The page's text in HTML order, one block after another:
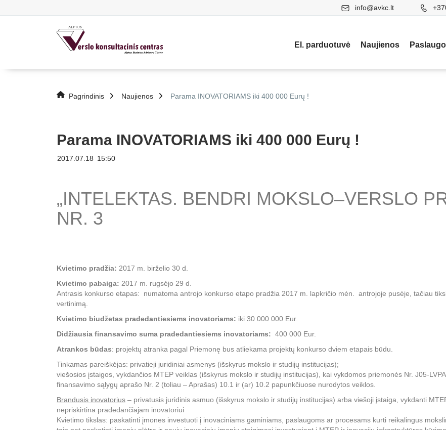
info@avkc.lt
El. parduotuvė Naujienos
Pagrindinis Naujienos Parama INOVATORIAMS iki 400 000 Eurų !
Parama INOVATORIAMS iki 400 000 Eurų !
2017.07.18 15:50
„INTELEKTAS. BENDRI MOKSLO–VERSLO
NR. 3
Kvietimo pradžia: 2017 m. birželio 30 d.
Kvietimo pabaiga: 2017 m. rugsėjo 29 d.
Antrasis konkurso etapas: numatoma antrojo konkurso etapo pradžia 2017 m. lapkričio mėn. antrojoje pusėje, tačiau
vertinimą.
Kvietimo biudžetas pradedantiesiems inovatoriams: iki 30 000 000 Eur.
Didžiausia finansavimo suma pradedantiesiems inovatoriams: 400 000 Eur.
Atrankos būdas: projektų atranka pagal Priemonę bus atliekama projektų konkurso dviem etapais būdu.
Tinkamas pareiškėjas: privatieji juridiniai asmenys (išskyrus mokslo ir studijų institucijas);
viešosios įstaigos, vykdančios MTEP veiklas (išskyrus mokslo ir studijų institucijas), kai vykdomos priemonės Nr. J05-
finansavimo sąlygų aprašo Nr. 2 (toliau – Aprašas) 10.1 ir (ar) 10.2 papunkčiuose nurodytos veiklos.
Brandusis inovatorius – privatusis juridinis asmuo (išskyrus mokslo ir studijų institucijas) arba viešoji įstaiga, vykdanti
nepriskirtina pradedančiajam inovatoriui
Kvietimo tikslas: paskatinti įmones investuoti į inovaciniams gaminiams, paslaugoms ar procesams kurti reikalingus